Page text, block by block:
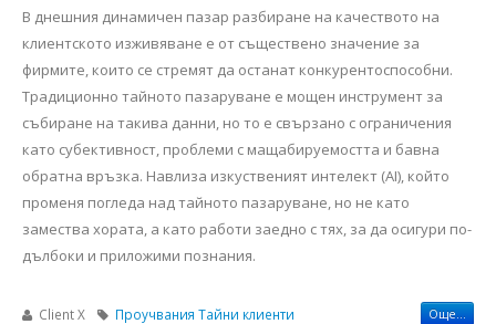
В днешния динамичен пазар разбиране на качеството на
клиентското изживяване е от съществено значение за
фирмите, които се стремят да останат конкурентоспособни.
Традиционно тайното пазаруване е мощен инструмент за
събиране на такива данни, но то е свързано с ограничения
като субективност, проблеми с мащабируемостта и бавна
обратна връзка. Навлиза изкуственият интелект (AI), който
променя погледа над тайното пазаруване, но не като
замества хората, а като работи заедно с тях, за да осигури по-
дълбоки и приложими познания.
Client X Проучвания Тайни клиенти Още...